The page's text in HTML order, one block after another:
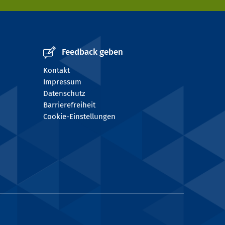
Feedback geben
Kontakt
Impressum
Datenschutz
Barrierefreiheit
Cookie-Einstellungen